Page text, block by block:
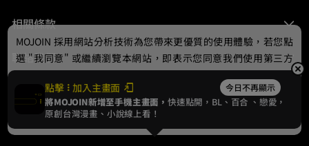
相關條款
聯絡我們
© 2024 gamania Digital Entertainment Co., Ltd.
點擊 加入主畫面 今日不再顯示
將MOJOIN新增至手機主畫面，快速點開，BL、 百合 、戀愛，
原創台灣漫畫、小說線上看！
MOJOIN 採用網站分析技術為您帶來更優質的使用體驗，若您點
選 "我同意" 或繼續瀏覽本網站，即表示您同意我們使用第三方
Cookie，欲瞭解更多資訊請見隱私權政策。
我同意